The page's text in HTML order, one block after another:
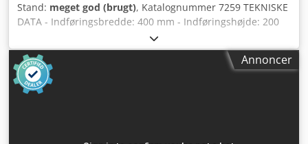
Stand: meget god (brugt), Katalognummer 7259 TEKNISKE
DATA - Indføringsbredde: 400 mm - Indføringshøjde: 200
mm - Akselbredde: 530 mm - Akseldiameter: 550 mm -
Knivlængde: 530 mm - Antal knive: 2 stk. - Soldimensioner:
50x50 mm - 2 nederste tandede indtræksvalser - Motor til
nederste valse: 2,2 kW - Øverste tandede indtræksvalse -
Motor til øverste valse: 2,2 kW - Båndindføringsmotor: 0,55
Annoncer